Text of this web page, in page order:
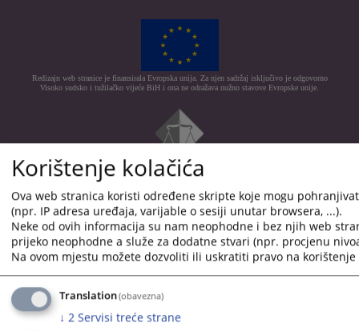
Redizajn web stranice je finansirala Evropska unija. Za njen sadržaj isključivo je odgovorno
Visoko sudsko i tužilačko vijeće BiH i ona ne odražava nužno stavove Evropske unije.
© 2021 Visoko sudbeno i tužiteljsko vijeće
Korištenje kolačića
Ova web stranica koristi određene skripte koje mogu
(npr. IP adresa uređaja, varijable o sesiji unutar browsera, ...).
Neke od ovih informacija su nam neophodne i bez njih web
prijeko neophodne a služe za dodatne stvari (npr. procjenu
Na ovom mjestu možete dozvoliti ili uskratiti pravo na
Translation(obavezna)
↓ 2 Servisi treće strane